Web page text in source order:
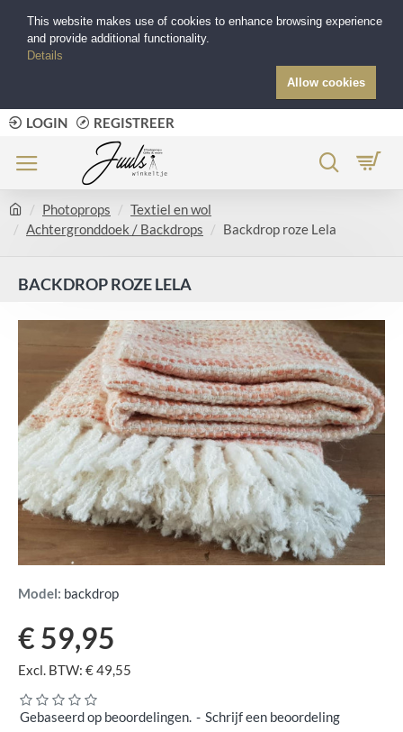
LOGIN REGISTREER
Photoprops
Textiel en wol
Achtergronddoek / Backdrops
Backdrop roze Lela
BACKDROP ROZE LELA
Model: backdrop
Gebaseerd op beoordelingen. - Schrijf een beoordeling
€ 59,95
Excl. BTW: € 49,55
This website makes use of cookies to enhance browsing experience
and provide additional functionality.
Details
Allow cookies